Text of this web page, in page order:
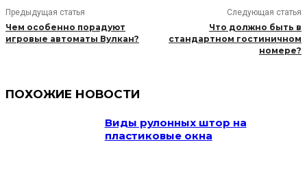
Предыдущая статья
Чем особенно порадуют
игровые автоматы Вулкан?
Следующая статья
Что должно быть в
стандартном гостиничном
номере?
ПОХОЖИЕ НОВОСТИ
Виды рулонных штор на
пластиковые окна